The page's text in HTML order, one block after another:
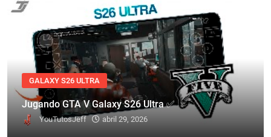
GALAXY S26 ULTRA
Jugando GTA V Galaxy S26 Ultra ✅
YouTutosJeff abril 29, 2026